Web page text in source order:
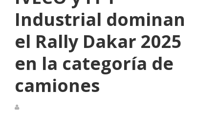
Industrial dominan
el Rally Dakar 2025
en la categoría de
camiones